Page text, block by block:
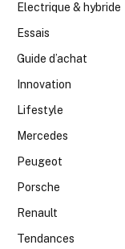
Electrique & hybride
Essais
Guide d’achat
Innovation
Lifestyle
Mercedes
Peugeot
Porsche
Renault
Tendances